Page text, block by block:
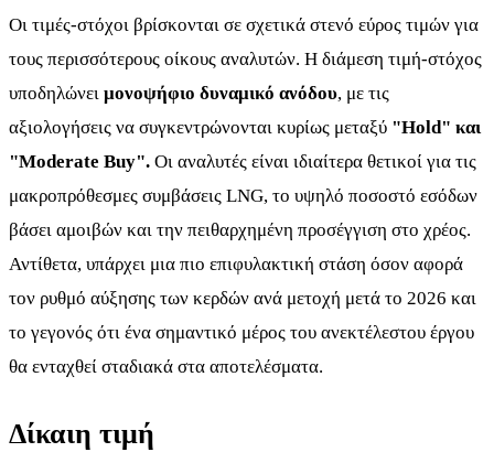
Οι τιμές-στόχοι βρίσκονται σε σχετικά στενό εύρος τιμών για
τους περισσότερους οίκους αναλυτών. Η διάμεση τιμή-στόχος
υποδηλώνει μονοψήφιο δυναμικό ανόδου, με τις
αξιολογήσεις να συγκεντρώνονται κυρίως μεταξύ "Hold" και
"Moderate Buy". Οι αναλυτές είναι ιδιαίτερα θετικοί για τις
μακροπρόθεσμες συμβάσεις LNG, το υψηλό ποσοστό εσόδων
βάσει αμοιβών και την πειθαρχημένη προσέγγιση στο χρέος.
Αντίθετα, υπάρχει μια πιο επιφυλακτική στάση όσον αφορά
τον ρυθμό αύξησης των κερδών ανά μετοχή μετά το 2026 και
το γεγονός ότι ένα σημαντικό μέρος του ανεκτέλεστου έργου
θα ενταχθεί σταδιακά στα αποτελέσματα.
Δίκαιη τιμή